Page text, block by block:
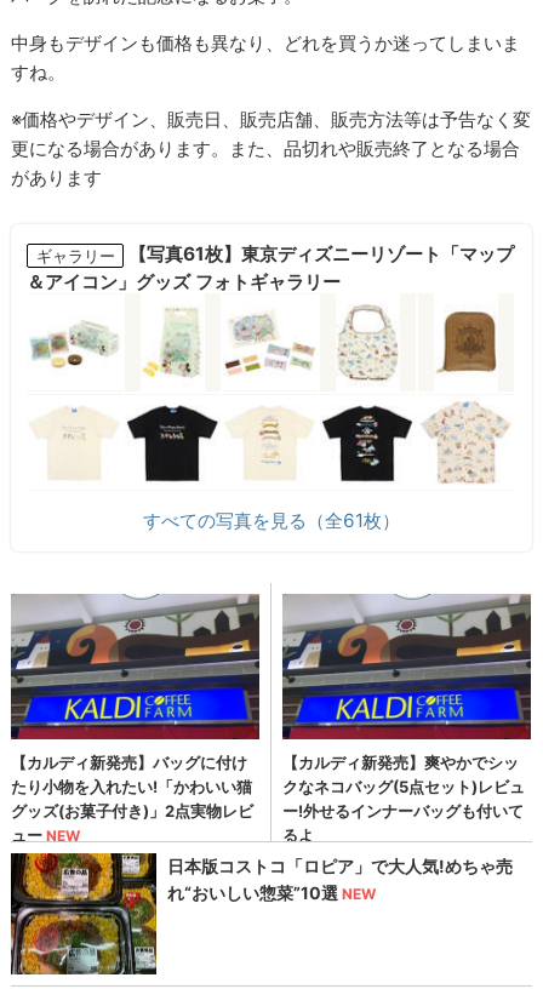
中身もデザインも価格も異なり、どれを買うか迷ってしまいま
すね。
※価格やデザイン、販売日、販売店舗、販売方法等は予告なく変
更になる場合があります。また、品切れや販売終了となる場合
があります
ギャラリー
【写真61枚】東京ディズニーリゾート「マップ
＆アイコン」グッズ フォトギャラリー
すべての写真を見る（全61枚）